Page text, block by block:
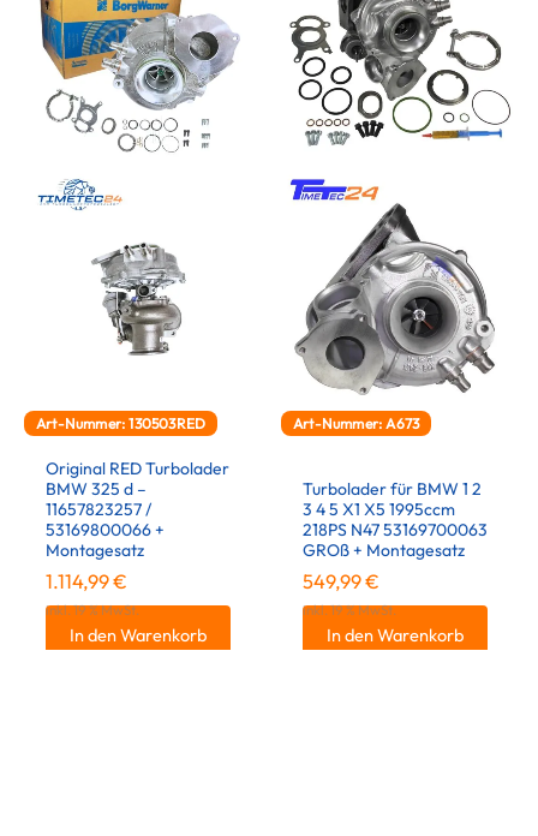
Art-Nummer: 130503RED
Original RED Turbolader
BMW 325 d –
11657823257 /
53169800066 +
Montagesatz
1.114,99€
inkl. 19 % MwSt.
In den Warenkorb
Art-Nummer: A673
Turbolader für BMW 1 2
3 4 5 X1 X5 1995ccm
218PS N47 53169700063
GROß + Montagesatz
549,99€
inkl. 19 % MwSt.
In den Warenkorb